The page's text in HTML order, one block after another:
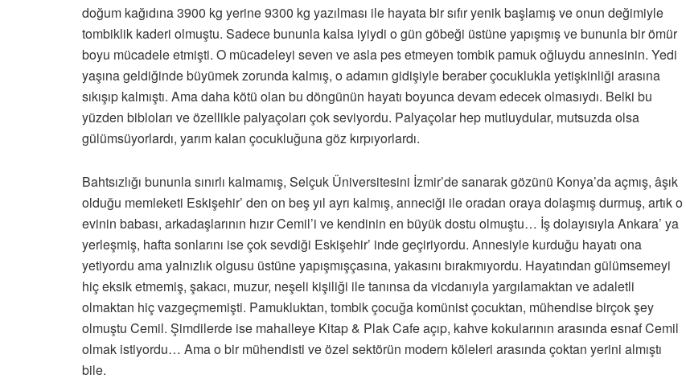
doğum kağıdına 3900 kg yerine 9300 kg yazılması ile hayata bir sıfır yenik başlamış ve onun değimiyle
tombiklik kaderi olmuştu. Sadece bununla kalsa iyiydi o gün göbeği üstüne yapışmış ve bununla bir ömür
boyu mücadele etmişti. O mücadeleyi seven ve asla pes etmeyen tombik pamuk oğluydu annesinin. Yedi
yaşına geldiğinde büyümek zorunda kalmış, o adamın gidişiyle beraber çocuklukla yetişkinliği arasına
sıkışıp kalmıştı. Ama daha kötü olan bu döngünün hayatı boyunca devam edecek olmasıydı. Belki bu
yüzden bibloları ve özellikle palyaçoları çok seviyordu. Palyaçolar hep mutluydular, mutsuzda olsa
gülümsüyorlardı, yarım kalan çocukluğuna göz kırpıyorlardı.
Bahtsızlığı bununla sınırlı kalmamış, Selçuk Üniversitesini İzmir’de sanarak gözünü Konya’da açmış, âşık
olduğu memleketi Eskişehir’ den on beş yıl ayrı kalmış, anneciği ile oradan oraya dolaşmış durmuş, artık o
evinin babası, arkadaşlarının hızır Cemil’i ve kendinin en büyük dostu olmuştu… İş dolayısıyla Ankara’ ya
yerleşmiş, hafta sonlarını ise çok sevdiği Eskişehir’ inde geçiriyordu. Annesiyle kurduğu hayatı ona
yetiyordu ama yalnızlık olgusu üstüne yapışmışçasına, yakasını bırakmıyordu. Hayatından gülümsemeyi
hiç eksik etmemiş, şakacı, muzur, neşeli kişiliği ile tanınsa da vicdanıyla yargılamaktan ve adaletli
olmaktan hiç vazgeçmemişti. Pamukluktan, tombik çocuğa komünist çocuktan, mühendise birçok şey
olmuştu Cemil. Şimdilerde ise mahalleye Kitap & Plak Cafe açıp, kahve kokularının arasında esnaf Cemil
olmak istiyordu… Ama o bir mühendisti ve özel sektörün modern köleleri arasında çoktan yerini almıştı
bile.